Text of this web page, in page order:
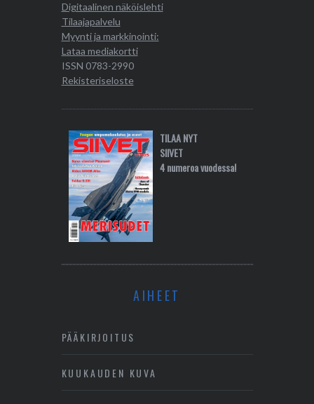
Digitaalinen näköislehti
Tilaajapalvelu
Myynti ja markkinointi:
Lataa mediakortti
ISSN 0783-2990
Rekisteriseloste
TILAA NYT
SIIVET
4 numeroa vuodessa!
AIHEET
PÄÄKIRJOITUS
KUUKAUDEN KUVA